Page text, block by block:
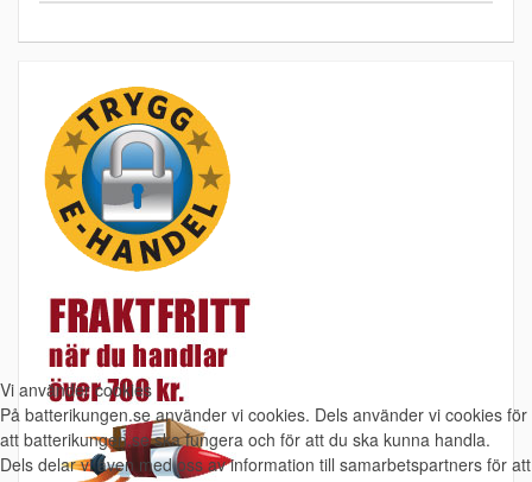
Vi använder cookies
På batterikungen.se använder vi cookies. Dels använder vi cookies för
att batterikungen.se ska fungera och för att du ska kunna handla.
Dels delar vi även med oss av information till samarbetspartners för att